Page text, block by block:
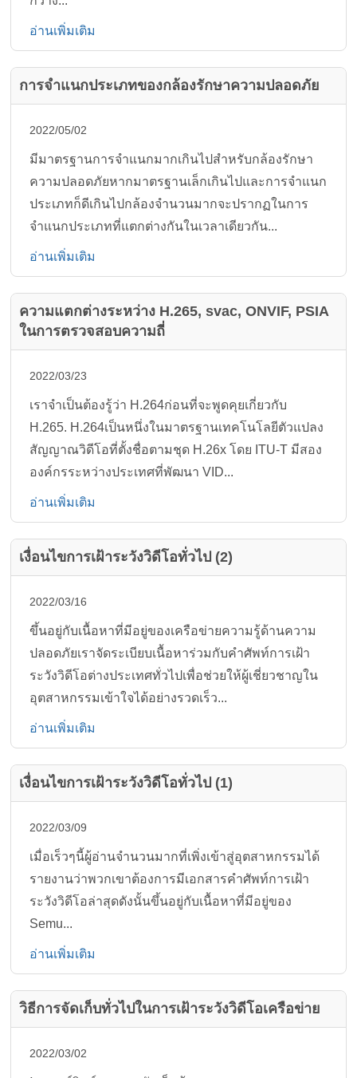
อ่านเพิ่มเติม
การจำแนกประเภทของกล้องรักษาความปลอดภัย
2022/05/02
มีมาตรฐานการจำแนกมากเกินไปสำหรับกล้องรักษา
ความปลอดภัยหากมาตรฐานเล็กเกินไปและการจำแนก
ประเภทก็ดีเกินไปกล้องจำนวนมากจะปรากฏในการ
จำแนกประเภทที่แตกต่างกันในเวลาเดียวกัน...
อ่านเพิ่มเติม
ความแตกต่างระหว่าง H.265, svac, ONVIF, PSIA
ในการตรวจสอบความถี่
2022/03/23
เราจำเป็นต้องรู้ว่า H.264ก่อนที่จะพูดคุยเกี่ยวกับ
H.265. H.264เป็นหนึ่งในมาตรฐานเทคโนโลยีตัวแปลง
สัญญาณวิดีโอที่ตั้งชื่อตามชุด H.26x โดย ITU-T มีสอง
องค์กรระหว่างประเทศที่พัฒนา VID...
อ่านเพิ่มเติม
เงื่อนไขการเฝ้าระวังวิดีโอทั่วไป (2)
2022/03/16
ขึ้นอยู่กับเนื้อหาที่มีอยู่ของเครือข่ายความรู้ด้านความ
ปลอดภัยเราจัดระเบียบเนื้อหาร่วมกับคำศัพท์การเฝ้า
ระวังวิดีโอต่างประเทศทั่วไปเพื่อช่วยให้ผู้เชี่ยวชาญใน
อุตสาหกรรมเข้าใจได้อย่างรวดเร็ว...
อ่านเพิ่มเติม
เงื่อนไขการเฝ้าระวังวิดีโอทั่วไป (1)
2022/03/09
เมื่อเร็วๆนี้ผู้อ่านจำนวนมากที่เพิ่งเข้าสู่อุตสาหกรรมได้
รายงานว่าพวกเขาต้องการมีเอกสารคำศัพท์การเฝ้า
ระวังวิดีโอล่าสุดดังนั้นขึ้นอยู่กับเนื้อหาที่มีอยู่ของ
Semu...
อ่านเพิ่มเติม
วิธีการจัดเก็บทั่วไปในการเฝ้าระวังวิดีโอเครือข่าย
2022/03/02